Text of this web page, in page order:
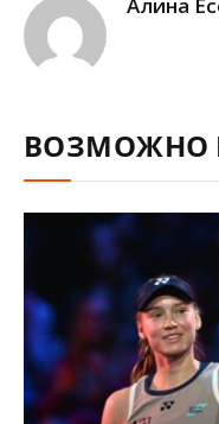
Алина
ВОЗМОЖНО